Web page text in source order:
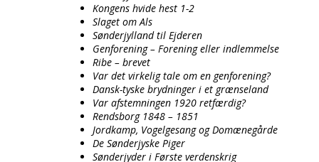
Kongens hvide hest 1-2
Slaget om Als
Sønderjylland til Ejderen
Genforening – Forening eller indlemmelse
Ribe – brevet
Var det virkelig tale om en genforening?
Dansk-tyske brydninger i et grænseland
Var afstemningen 1920 retfærdig?
Rendsborg 1848 – 1851
Jordkamp, Vogelgesang og Domænegårde
De Sønderjyske Piger
Sønderjyder i Første verdenskrig